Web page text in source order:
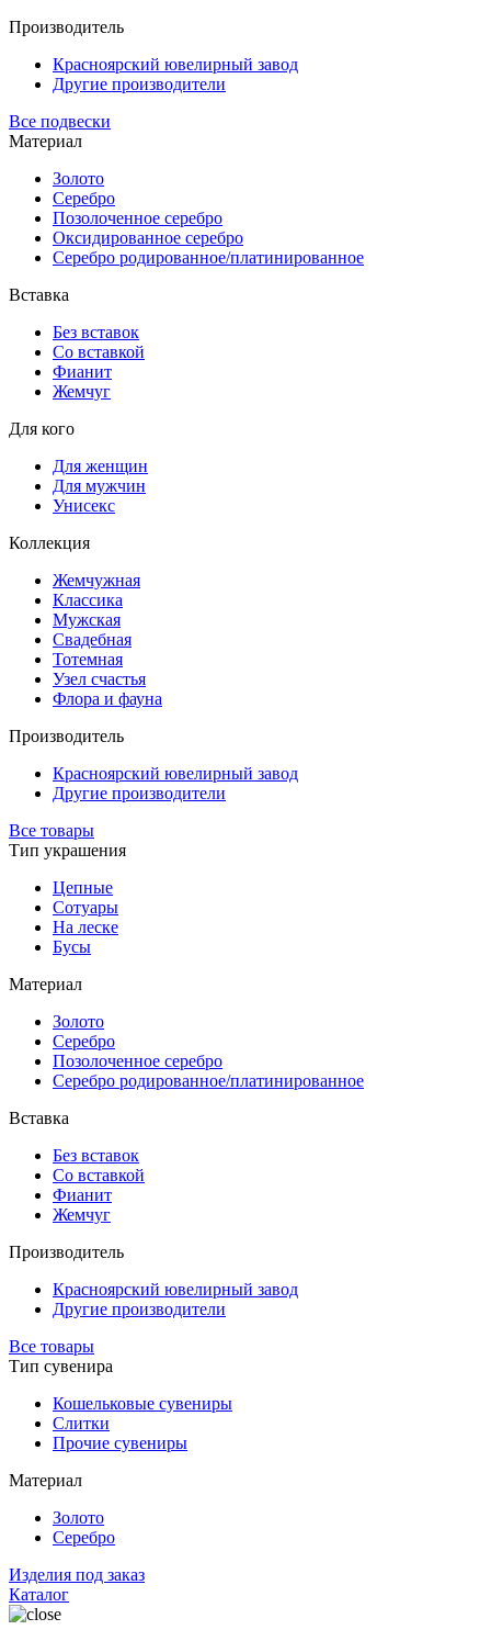
Производитель
Красноярский ювелирный завод
Другие производители
Все подвески
Материал
Золото
Серебро
Позолоченное серебро
Оксидированное серебро
Серебро родированное/платинированное
Вставка
Без вставок
Со вставкой
Фианит
Жемчуг
Для кого
Для женщин
Для мужчин
Унисекс
Коллекция
Жемчужная
Классика
Мужская
Свадебная
Тотемная
Узел счастья
Флора и фауна
Производитель
Красноярский ювелирный завод
Другие производители
Все товары
Тип украшения
Цепные
Сотуары
На леске
Бусы
Материал
Золото
Серебро
Позолоченное серебро
Серебро родированное/платинированное
Вставка
Без вставок
Со вставкой
Фианит
Жемчуг
Производитель
Красноярский ювелирный завод
Другие производители
Все товары
Тип сувенира
Кошельковые сувениры
Слитки
Прочие сувениры
Материал
Золото
Серебро
Изделия под заказ
Каталог